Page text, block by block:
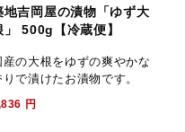
地吉岡屋の漬物「ゆず大
」 500g【冷蔵便】
産の大根をゆずの爽やかな
りで漬けたお漬物です。
円